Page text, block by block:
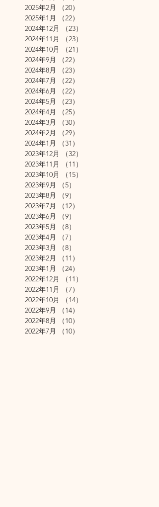
2025年2月
（20）
2025年1月
（22）
2024年12月
（23）
2024年11月
（23）
2024年10月
（21）
2024年9月
（22）
2024年8月
（23）
2024年7月
（22）
2024年6月
（22）
2024年5月
（23）
2024年4月
（25）
2024年3月
（30）
2024年2月
（29）
2024年1月
（31）
2023年12月
（32）
2023年11月
（11）
2023年10月
（15）
2023年9月
（5）
2023年8月
（9）
2023年7月
（12）
2023年6月
（9）
2023年5月
（8）
2023年4月
（7）
2023年3月
（8）
2023年2月
（11）
2023年1月
（24）
2022年12月
（11）
2022年11月
（7）
2022年10月
（14）
2022年9月
（14）
2022年8月
（10）
2022年7月
（10）